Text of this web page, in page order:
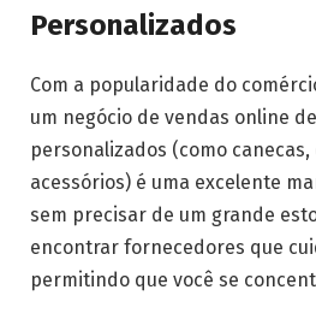
Personalizados
Com a popularidade do
um negócio de vendas online
personalizados (como canecas,
acessórios) é uma excelente
sem precisar de um grande
encontrar fornecedores que
permitindo que você se